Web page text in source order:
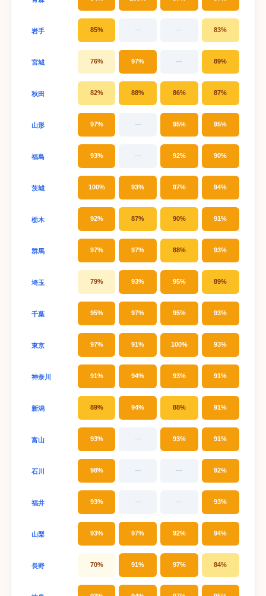
岩手 85% — — 83%
宮城 76% 97% — 89%
秋田 82% 88% 86% 87%
山形 97% — 95% 95%
福島 93% — 92% 90%
茨城 100% 93% 97% 94%
栃木 92% 87% 90% 91%
群馬 97% 97% 88% 93%
埼玉 79% 93% 95% 89%
千葉 95% 97% 95% 93%
東京 97% 91% 100% 93%
神奈川 91% 94% 93% 91%
新潟 89% 94% 88% 91%
富山 93% — 93% 91%
石川 98% — — 92%
福井 93% — — 93%
山梨 93% 97% 92% 94%
長野 70% 91% 97% 84%